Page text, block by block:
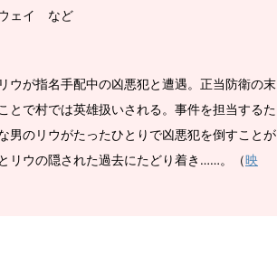
ウェイ など
ウが指名手配中の凶悪犯と遭遇。正当防衛の末
とで村では英雄扱いされる。事件を担当するた
男のリウがたったひとりで凶悪犯を倒すことが
リウの隠された過去にたどり着き……。（映